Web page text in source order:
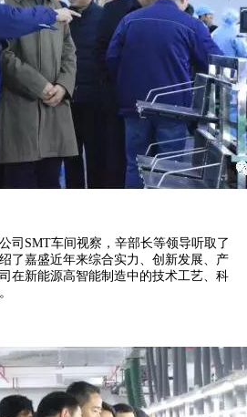
SMT车间视察，辛部长等领导听取了
了嘉盛近年来综合实力、创新发展、产
在新能源高智能制造中的技术工艺、科